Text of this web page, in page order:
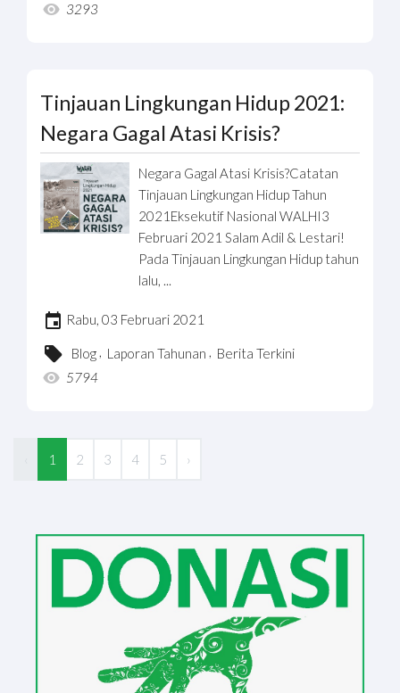
3293
Tinjauan Lingkungan Hidup 2021:
Negara Gagal Atasi Krisis?
Negara Gagal Atasi Krisis?Catatan
Tinjauan Lingkungan Hidup Tahun
2021Eksekutif Nasional WALHI3
Februari 2021 Salam Adil & Lestari!
Pada Tinjauan Lingkungan Hidup tahun
lalu, ...
Rabu, 03 Februari 2021
Blog , Laporan Tahunan , Berita Terkini
5794
1 2 3 4 5 ›